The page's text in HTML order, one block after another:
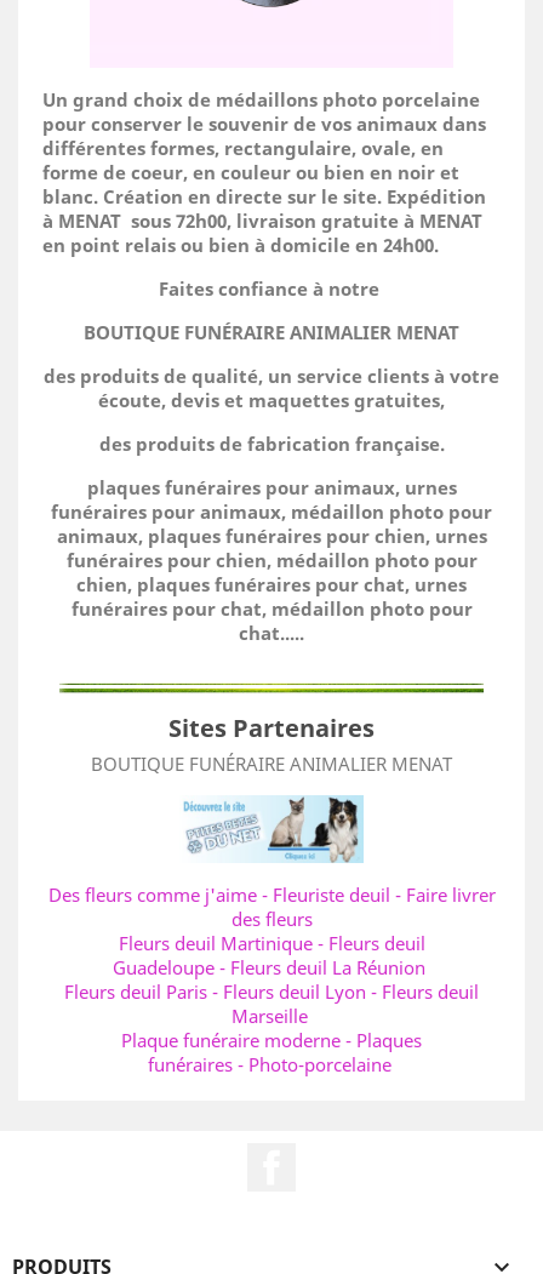
Un grand choix de médaillons photo porcelaine
pour conserver le souvenir de vos animaux dans
différentes formes, rectangulaire, ovale, en
forme de coeur, en couleur ou bien en noir et
blanc. Création en directe sur le site. Expédition
à MENAT sous 72h00, livraison gratuite à MENAT
en point relais ou bien à domicile en 24h00.
Faites confiance à notre
BOUTIQUE FUNÉRAIRE ANIMALIER MENAT
des produits de qualité, un service clients à votre
écoute, devis et maquettes gratuites,
des produits de fabrication française.
plaques funéraires pour animaux, urnes
funéraires pour animaux, médaillon photo pour
animaux, plaques funéraires pour chien, urnes
funéraires pour chien, médaillon photo pour
chien, plaques funéraires pour chat, urnes
funéraires pour chat, médaillon photo pour
chat.....
Sites Partenaires
BOUTIQUE FUNÉRAIRE ANIMALIER MENAT
Des fleurs comme j'aime- Fleuriste deuil - Faire livrer
des fleurs
Fleurs deuil Martinique- Fleurs deuil
Guadeloupe - Fleurs deuil La Réunion
Fleurs deuil Paris - Fleurs deuil Lyon - Fleurs deuil
Marseille
Plaque funéraire moderne - Plaques
funéraires- Photo-porcelaine
PRODUITS 